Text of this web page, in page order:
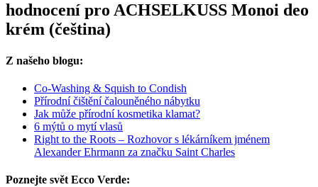
hodnocení pro ACHSELKUSS Monoi deo
krém (čeština)
Z našeho blogu:
Co-Washing & Squish to Condish
Přírodní čištění čalouněného nábytku
Jak může přírodní kosmetika klamat?
6 mýtů o mytí vlasů
Right to the Roots – Rozhovor s lékárníkem jménem
Alexander Ehrmann za značku Saint Charles
Poznejte svět Ecco Verde: